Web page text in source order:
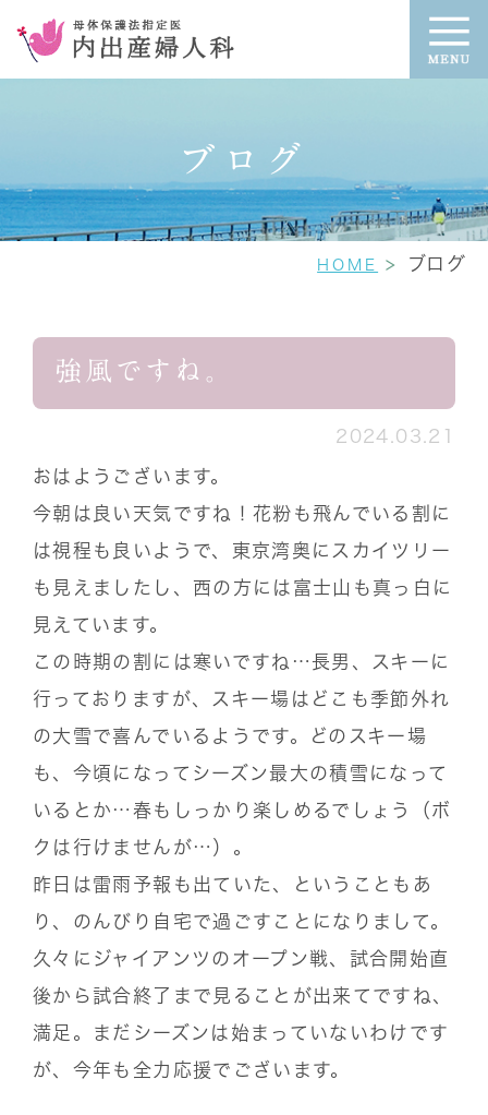
ブログ
HOME ブログ
強風ですね。
2024.03.21
おはようございます。
今朝は良い天気ですね！花粉も飛んでいる割に
は視程も良いようで、東京湾奥にスカイツリー
も見えましたし、西の方には富士山も真っ白に
見えています。
この時期の割には寒いですね…長男、スキーに
行っておりますが、スキー場はどこも季節外れ
の大雪で喜んでいるようです。どのスキー場
も、今頃になってシーズン最大の積雪になって
いるとか…春もしっかり楽しめるでしょう（ボ
クは行けませんが…）。
昨日は雷雨予報も出ていた、ということもあ
り、のんびり自宅で過ごすことになりまして。
久々にジャイアンツのオープン戦、試合開始直
後から試合終了まで見ることが出来てですね、
満足。まだシーズンは始まっていないわけです
が、今年も全力応援でございます。